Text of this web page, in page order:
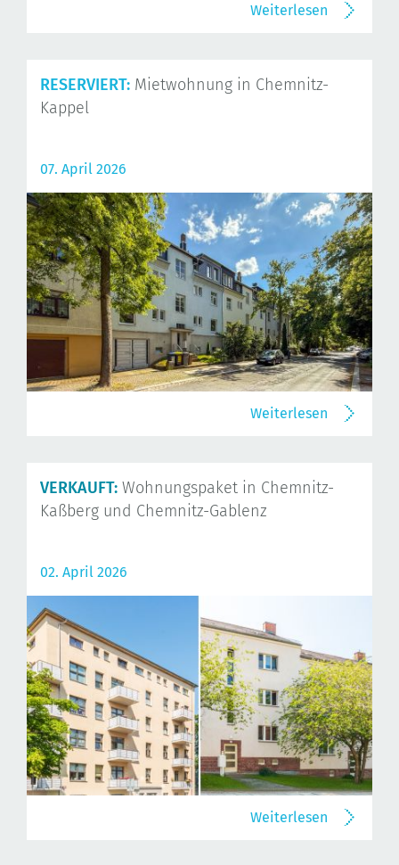
Weiterlesen
RESERVIERT: Mietwohnung in Chemnitz-
Kappel
07. April 2026
Weiterlesen
VERKAUFT: Wohnungspaket in Chemnitz-
Kaßberg und Chemnitz-Gablenz
02. April 2026
Weiterlesen